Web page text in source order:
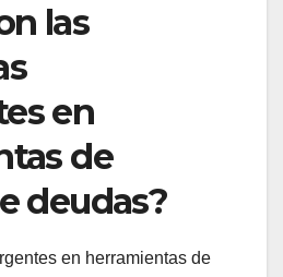
las
en
de
deudas?
en herramientas de